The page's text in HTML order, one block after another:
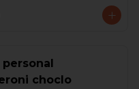
personal
choclo